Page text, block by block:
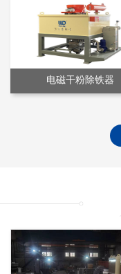
电磁干粉除铁器